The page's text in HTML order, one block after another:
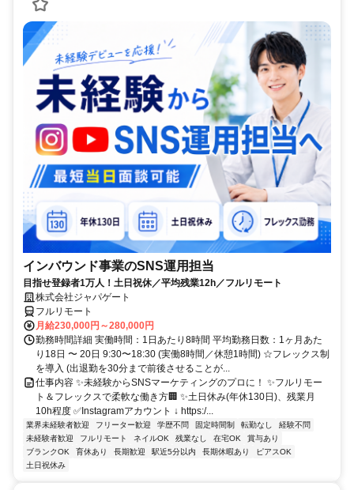
インバウンド事業のSNS運用担当
目指せ登録者1万人！土日祝休／平均残業12h／フルリモート
株式会社ジャパゲート
フルリモート
月給230,000円～280,000円
勤務時間詳細 実働時間：1日あたり8時間 平均勤務日数：1ヶ月あた
り18日 〜 20日 9:30〜18:30 (実働8時間／休憩1時間) ☆フレックス制
を導入 (出退勤を30分まで前後させることが...
仕事内容 ✨未経験からSNSマーケティングのプロに！ ✨フルリモー
ト＆フレックスで柔軟な働き方🏢 ✨土日休み(年休130日)、残業月
10h程度 ✅Instagramアカウント ↓ https:/...
業界未経験者歓迎 フリーター歓迎 学歴不問 固定時間制 転勤なし
経験不問
未経験者歓迎
フルリモート ネイルOK 残業なし 在宅OK
賞与あり
ブランクOK
育休あり 長期歓迎 駅近5分以内 長期休暇あり
ピアスOK
土日祝休み